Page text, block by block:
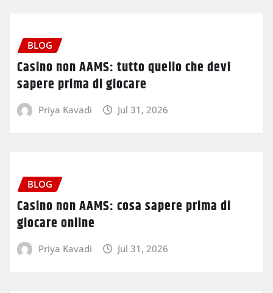
BLOG
Casino non AAMS: tutto quello che devi
sapere prima di giocare
Priya Kavadi Jul 31, 2026
BLOG
Casino non AAMS: cosa sapere prima di
giocare online
Priya Kavadi Jul 31, 2026